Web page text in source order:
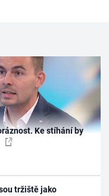
Ke stíhání by
tržiště jako